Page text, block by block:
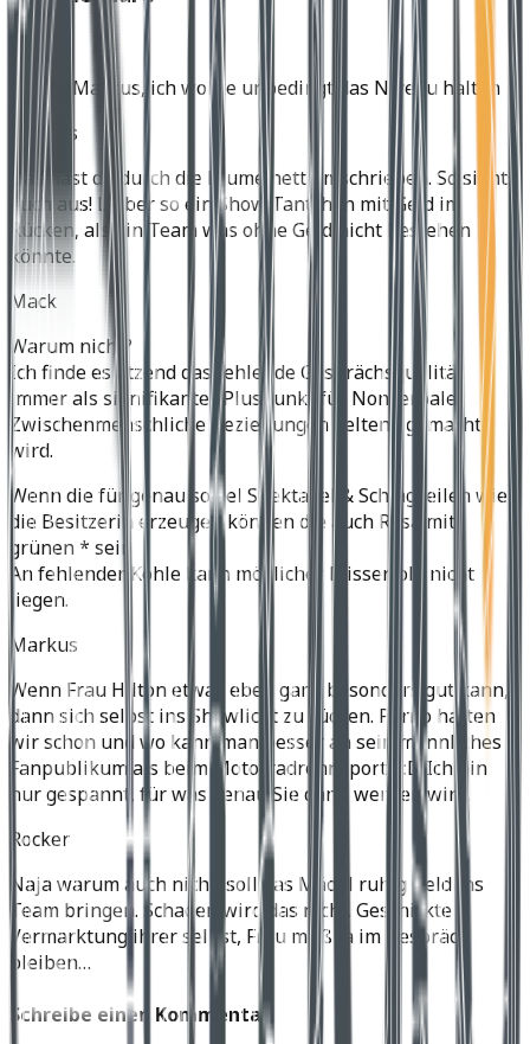
Mack
Danke Markus, ich wollte unbedingt das Niveau halten
Markus
Das hast du durch die Blume nett umschrieben. So siehts
auch aus! Lieber so ein Show Tantchen mit Geld im
Rücken, als ein Team was ohne Geld nicht bestehen
könnte.
Mack
Warum nicht?
Ich finde es ätzend das fehlende Gesprächsqualität
immer als signifikanter Pluspunkt für Nonverbale
Zwischenmenschliche Beziehungen geltend gemacht
wird.
Wenn die für genau soviel Spektakel & Schlagzeilen wie
die Besitzerin erzeugen können die auch Rosa mit
grünen * sein
An fehlender Kohle kann möglicher Misserfolg nicht
liegen.
Markus
Wenn Frau Hilton etwas eben ganz besonders gut kann,
dann sich selbst ins Showlicht zu rücken. Porno hatten
wir schon und wo kann man besser an sein männliches
Fanpublikum als beim Motorradrennsport?! :D Ich bin
nur gespannt, für was genau Sie dann werben wird.
Rocker
Naja warum auch nicht, soll das Mädel ruhig Geld ins
Team bringen. Schaden wird das nicht. Geschickte
Vermarktung ihrer selbst, Frau muß ja im Gespräch
bleiben…
Schreibe einen Kommentar